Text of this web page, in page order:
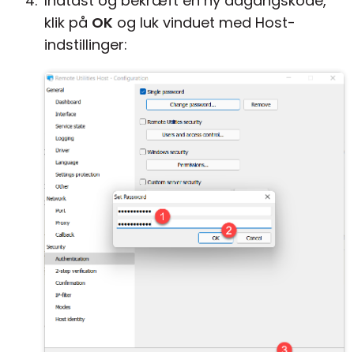
klik på OK og luk vinduet med Host-
indstillinger: